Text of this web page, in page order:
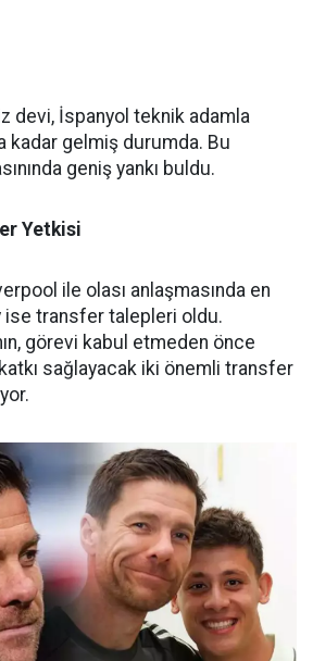
devi, İspanyol teknik adamla
kadar gelmiş durumda. Bu
geniş yankı buldu.
Yetkisi
ile olası anlaşmasında en
ise transfer talepleri oldu.
görevi kabul etmeden önce
sağlayacak iki önemli transfer